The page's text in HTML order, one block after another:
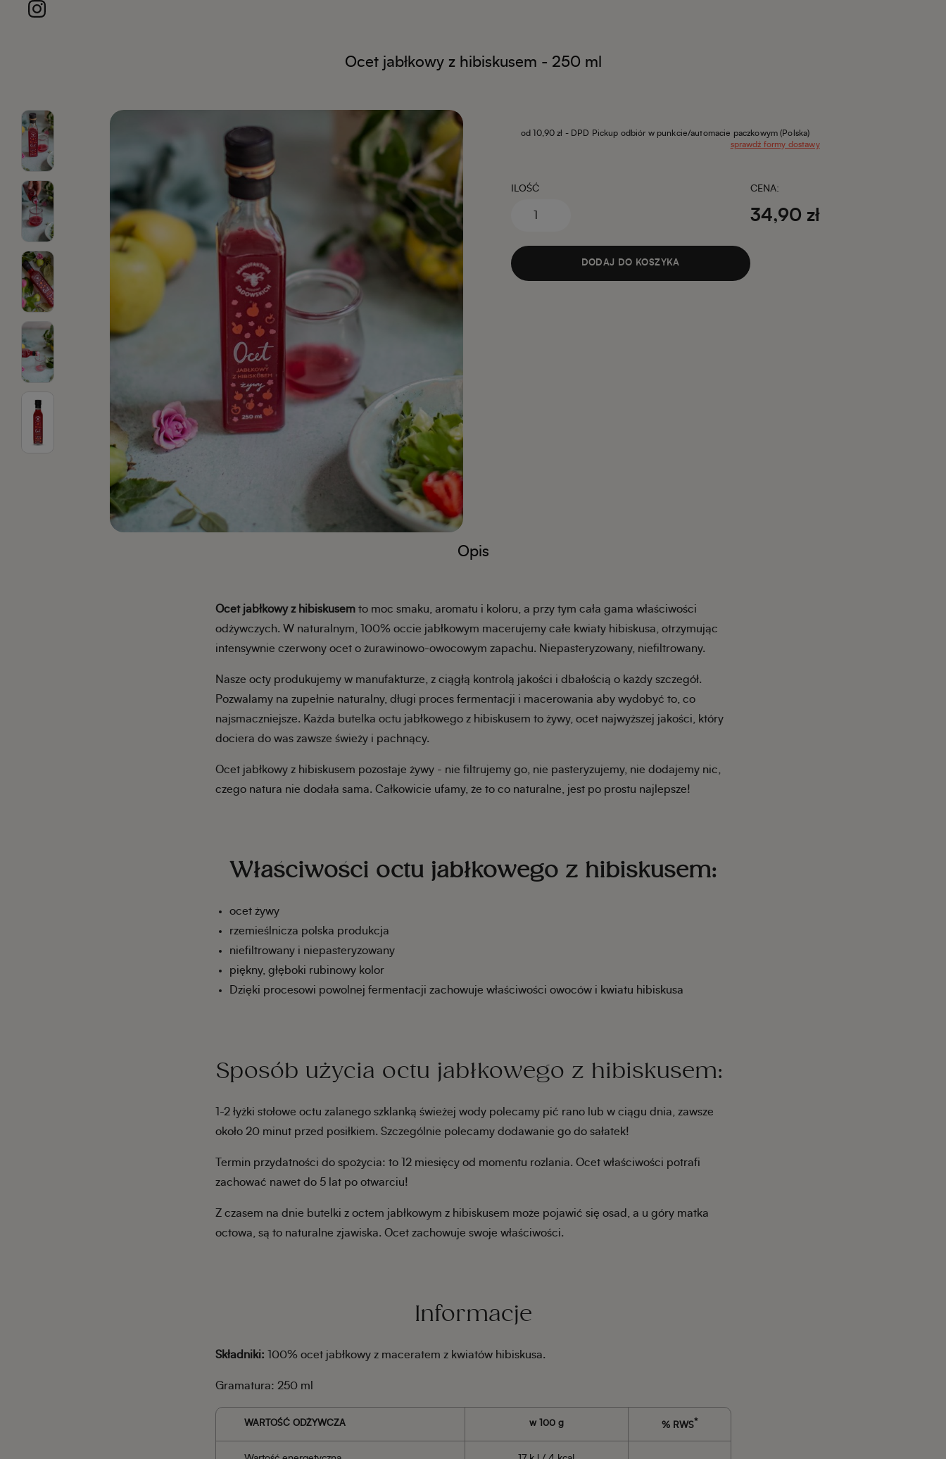
Ocet jabłkowy z hibiskusem - 250 ml
od 10,90 zł - DPD Pickup odbiór w punkcie/automacie paczkowym (Polska)
sprawdź formy dostawy
CENA:
34,90 zł
ILOŚĆ
DODAJ DO KOSZYKA
Opis
Ocet jabłkowy z hibiskusemto moc smaku, aromatu i koloru, a przy tym cała gama właściwości
odżywczych. W naturalnym, 100% occie jabłkowym macerujemy całe kwiaty hibiskusa, otrzymując
intensywnie czerwony ocet o żurawinowo-owocowym zapachu. Niepasteryzowany, niefiltrowany.
Nasze octy produkujemy w manufakturze, z ciągłą kontrolą jakości i dbałością o każdy szczegół.
Pozwalamy na zupełnie naturalny, długi proces fermentacji i macerowania aby wydobyć to, co
najsmaczniejsze. Każda butelka octu jabłkowego z hibiskusem to żywy, ocet najwyższej jakości, który
dociera do was zawsze świeży i pachnący.
Ocet jabłkowy z hibiskusem pozostaje żywy - nie filtrujemy go, nie pasteryzujemy, nie dodajemy nic,
czego natura nie dodała sama. Całkowicie ufamy, że to co naturalne, jest po prostu najlepsze!
Właściwości octu jabłkowego z hibiskusem:
ocet żywy
rzemieślnicza polska produkcja
niefiltrowany i niepasteryzowany
piękny, głęboki rubinowy kolor
Dzięki procesowi powolnej fermentacji zachowuje właściwości owoców i kwiatu hibiskusa
Sposób użycia octu jabłkowego z hibiskusem:
1-2 łyżki stołowe octu zalanego szklanką świeżej wody polecamy pić rano lub w ciągu dnia, zawsze
około 20 minut przed posiłkiem. Szczególnie polecamy dodawanie go do sałatek!
Termin przydatności do spożycia: to 12 miesięcy od momentu rozlania. Ocet właściwości potrafi
zachować nawet do 5 lat po otwarciu!
Z czasem na dnie butelki z octem jabłkowym z hibiskusem może pojawić się osad, a u góry matka
octowa, są to naturalne zjawiska. Ocet zachowuje swoje właściwości.
Informacje
Składniki: 100% ocet jabłkowy z maceratem z kwiatów hibiskusa.
Gramatura: 250 ml
WARTOŚĆ ODŻYWCZA w 100 g % RWS*